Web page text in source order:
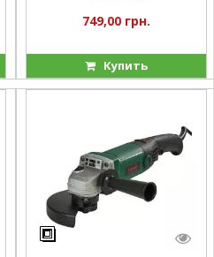
749,00 грн.
Купить